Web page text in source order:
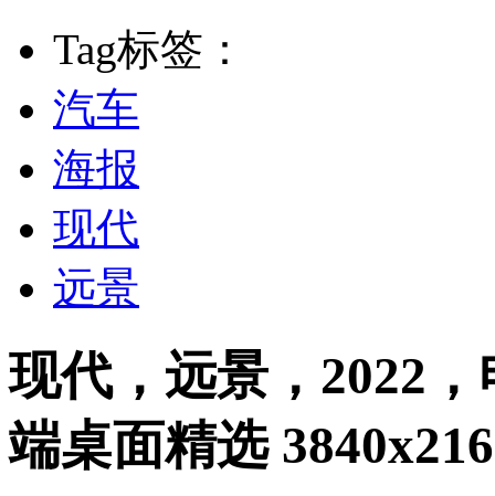
Tag标签：
汽车
海报
现代
远景
现代，远景，2022
端桌面精选